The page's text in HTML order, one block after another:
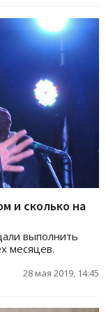
и сколько на
выполнить
месяцев.
28 мая 2019, 14:45